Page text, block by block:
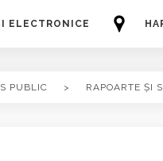
ELECTRONICE
PUBLIC > RAPOARTE ȘI